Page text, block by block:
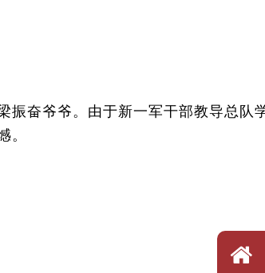
奋爷爷。由于新一军干部教导总队
。